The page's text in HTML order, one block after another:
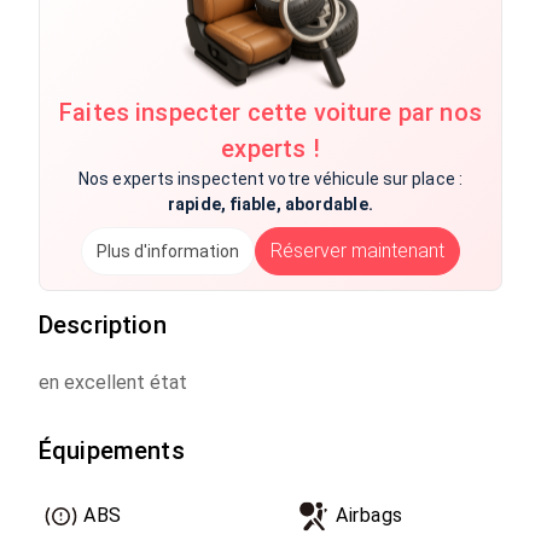
Faites inspecter cette voiture par nos
experts !
Nos experts inspectent votre véhicule sur place :
rapide, fiable, abordable.
Plus d'information Réserver maintenant
Description
en excellent état
Équipements
ABS Airbags